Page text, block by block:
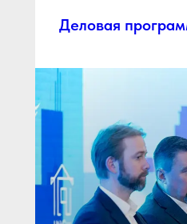
Деловая